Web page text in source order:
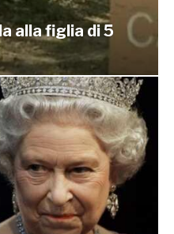
alla figlia di 5